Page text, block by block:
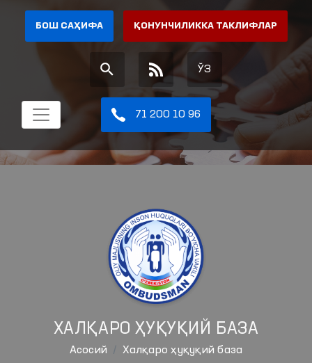
БОШ САҲИФА ҚОНУНЧИЛИККА ТАКЛИФЛАР
ЎЗ
71 200 10 96
ХАЛҚАРО ҲУҚУҚИЙ БАЗА
Aсосий Халқаро ҳуқуқий база